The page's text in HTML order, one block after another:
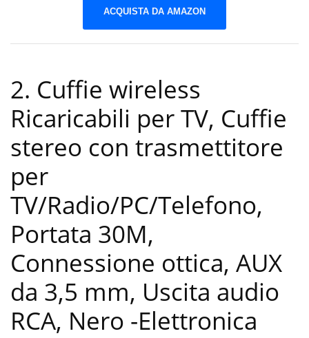
ACQUISTA DA AMAZON
2. Cuffie wireless
Ricaricabili per TV, Cuffie
stereo con trasmettitore
per
TV/Radio/PC/Telefono,
Portata 30M,
Connessione ottica, AUX
da 3,5 mm, Uscita audio
RCA, Nero -Elettronica